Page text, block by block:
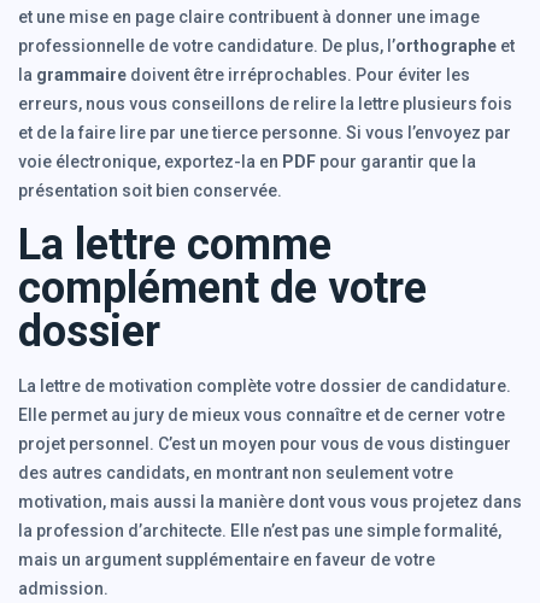
et une mise en page claire contribuent à donner une image
professionnelle de votre candidature. De plus, l’orthographe et
la grammaire doivent être irréprochables. Pour éviter les
erreurs, nous vous conseillons de relire la lettre plusieurs fois
et de la faire lire par une tierce personne. Si vous l’envoyez par
voie électronique, exportez-la en PDF pour garantir que la
présentation soit bien conservée.
La lettre comme
complément de votre
dossier
La lettre de motivation complète votre dossier de candidature.
Elle permet au jury de mieux vous connaître et de cerner votre
projet personnel. C’est un moyen pour vous de vous distinguer
des autres candidats, en montrant non seulement votre
motivation, mais aussi la manière dont vous vous projetez dans
la profession d’architecte. Elle n’est pas une simple formalité,
mais un argument supplémentaire en faveur de votre
admission.